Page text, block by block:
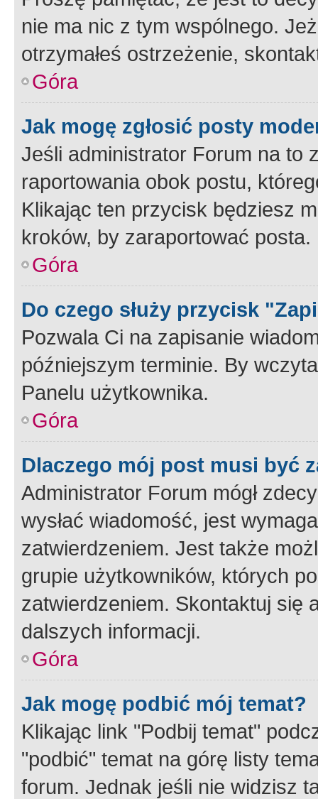
nie ma nic z tym wspólnego.
otrzymałeś ostrzeżenie,
Góra
Jak mogę zgłosić posty
Jeśli administrator Forum na to
raportowania obok postu,
Klikając ten przycisk będziesz
kroków, by zaraportować posta.
Góra
Do czego służy przycisk
Pozwala Ci na zapisanie
późniejszym terminie. By
Panelu użytkownika.
Góra
Dlaczego mój post musi być
Administrator Forum mógł
wysłać wiadomość, jest
zatwierdzeniem. Jest także
grupie użytkowników, których
zatwierdzeniem. Skontaktuj się
dalszych informacji.
Góra
Jak mogę podbić mój temat?
Klikając link "Podbij temat"
"podbić" temat na górę listy
forum. Jednak jeśli nie widzisz